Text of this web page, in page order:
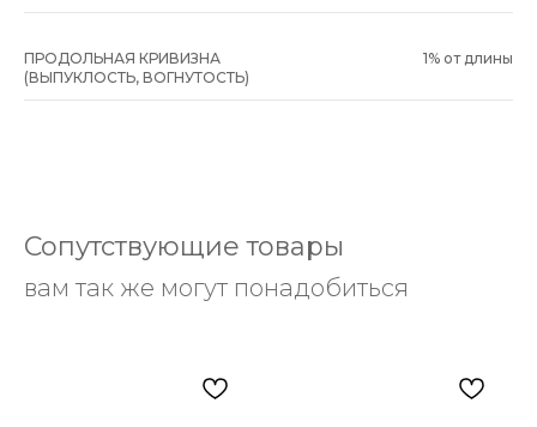
ПРОДОЛЬНАЯ КРИВИЗНА
(ВЫПУКЛОСТЬ, ВОГНУТОСТЬ)
1% от длины
Сопутствующие товары
вам так же могут понадобиться